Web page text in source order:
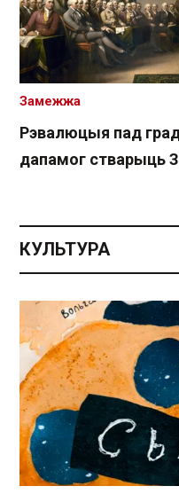
Рэвалюцыя пад
дапамог стварыць
Замежжа
КУЛЬТУРА